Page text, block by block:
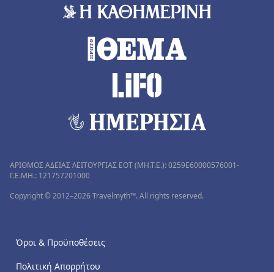
ΑΡΙΘΜΟΣ ΑΔΕΙΑΣ ΛΕΙΤΟΥΡΓΙΑΣ ΕΟΤ (MH.T.E.): 0259Ε60000576001-
Γ.Ε.ΜΗ.: 121757201000
Copyright © 2012–2026 Travelmyth™. All rights reserved.
Όροι & Προϋποθέσεις
Πολιτική Απορρήτου